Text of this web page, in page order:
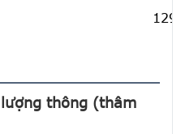
thông (thâm